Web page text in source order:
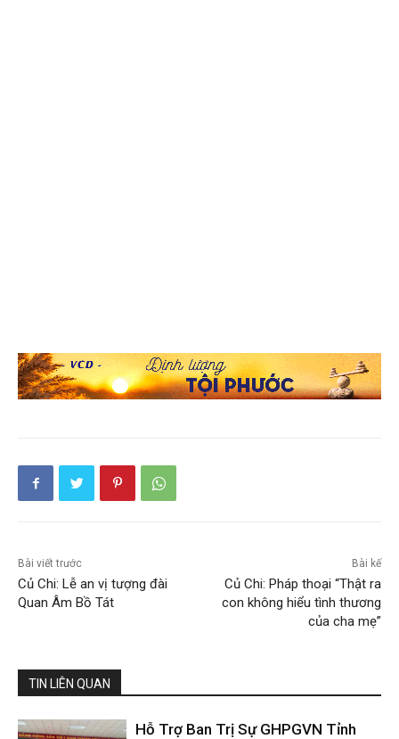
Bài viết trước
Củ Chi: Lễ an vị tượng đài
Quan Âm Bồ Tát
Bài kế
Củ Chi: Pháp thoại “Thật ra
con không hiểu tình thương
của cha mẹ”
TIN LIÊN QUAN
Hỗ Trợ Ban Trị Sự GHPGVN Tỉnh